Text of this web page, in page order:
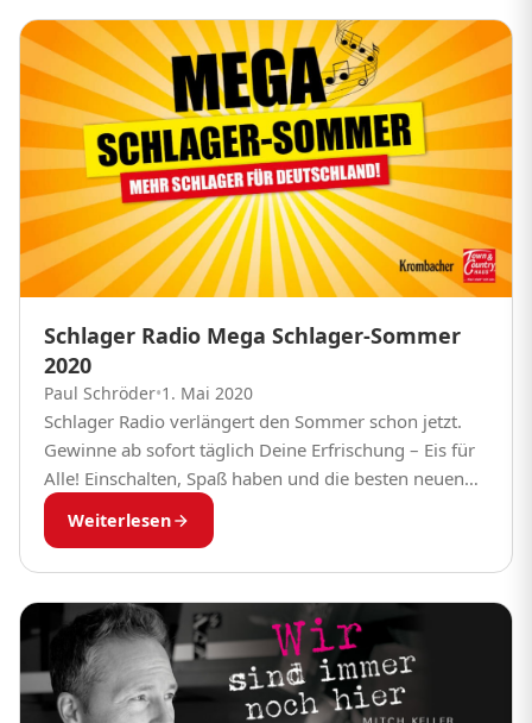
Schlager Radio Mega Schlager-Sommer
2020
Paul Schröder•1. Mai 2020
Schlager Radio verlängert den Sommer schon jetzt.
Gewinne ab sofort täglich Deine Erfrischung – Eis für
Alle! Einschalten, Spaß haben und die besten neuen
und kultigen Schlager hören!
Weiterlesen